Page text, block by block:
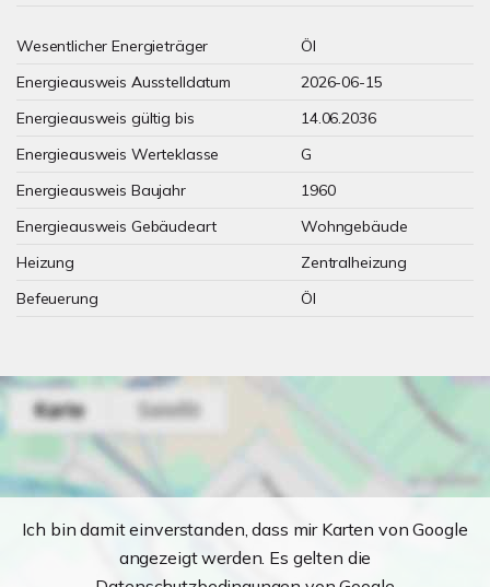
Wesentlicher Energieträger
Öl
Energieausweis Ausstelldatum
2026-06-15
Energieausweis gültig bis
14.06.2036
Energieausweis Werteklasse
G
Energieausweis Baujahr
1960
Energieausweis Gebäudeart
Wohngebäude
Heizung
Zentralheizung
Befeuerung
Öl
Ich bin damit einverstanden, dass mir Karten von Google
angezeigt werden. Es gelten die